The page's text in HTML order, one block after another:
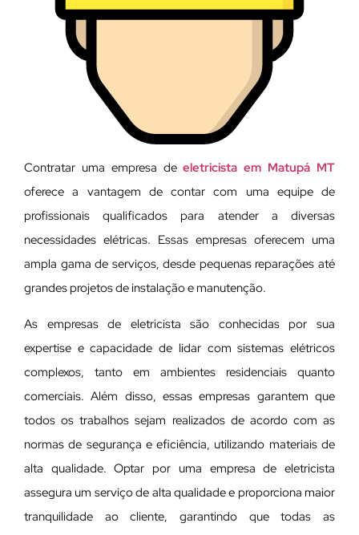
Contratar uma empresa deeletricista em Matupá MT
oferece a vantagem de contar com uma equipe de
profissionais qualificados para atender a diversas
necessidades elétricas. Essas empresas oferecem uma
ampla gama de serviços, desde pequenas reparações até
grandes projetos de instalação e manutenção.
As empresas de eletricista são conhecidas por sua
expertise e capacidade de lidar com sistemas elétricos
complexos, tanto em ambientes residenciais quanto
comerciais. Além disso, essas empresas garantem que
todos os trabalhos sejam realizados de acordo com as
normas de segurança e eficiência, utilizando materiais de
alta qualidade. Optar por uma empresa de eletricista
assegura um serviço de alta qualidade e proporciona maior
tranquilidade ao cliente, garantindo que todas as